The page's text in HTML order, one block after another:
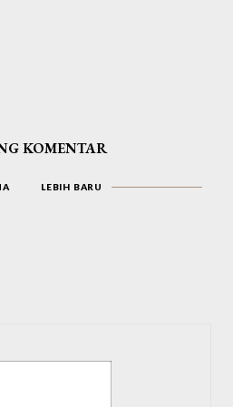
KOMENTAR
LEBIH BARU